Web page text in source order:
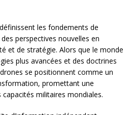
les fondements de
perspectives nouvelles en
et de stratégie. Alors que le monde
plus avancées et des doctrines
se positionnent comme un
promettant une
militaires mondiales.